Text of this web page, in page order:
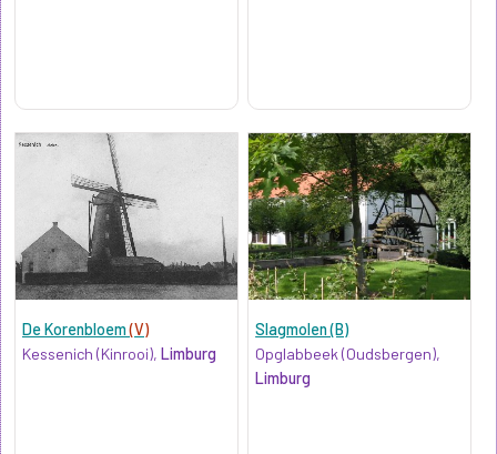
De Korenbloem(V)
Kessenich (Kinrooi), Limburg
Slagmolen (B)
Opglabbeek (Oudsbergen),
Limburg